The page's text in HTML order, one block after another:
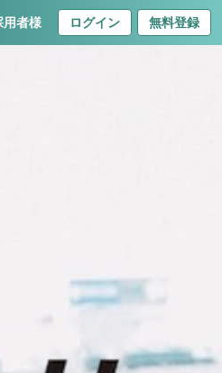
用者様 ログイン 無料登録